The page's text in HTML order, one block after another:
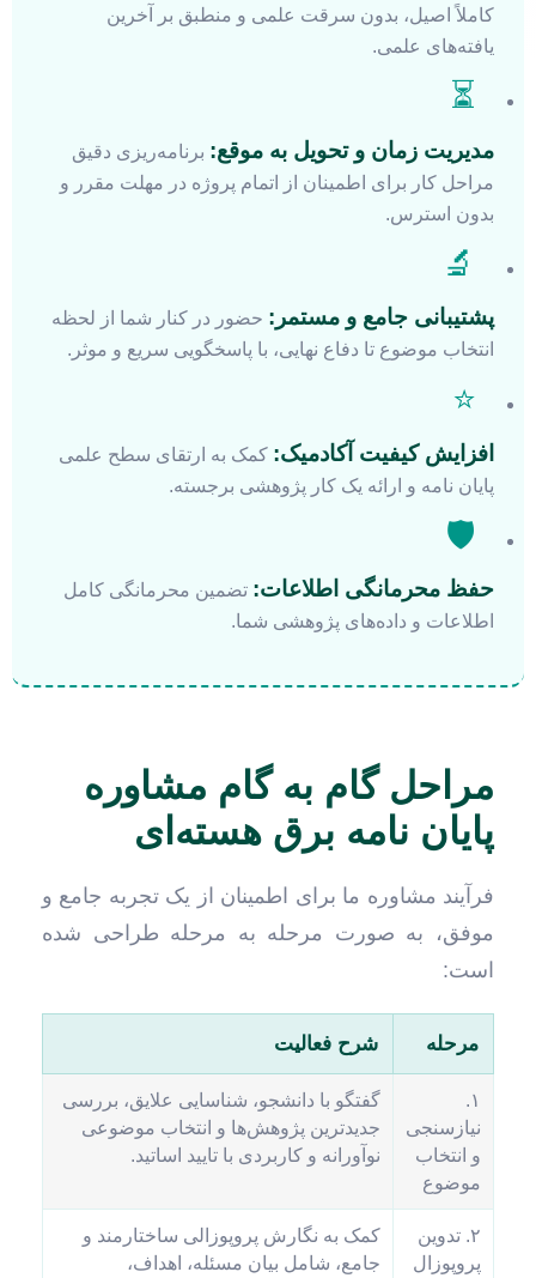
کاملاً اصیل، بدون سرقت علمی و منطبق بر آخرین
یافته‌های علمی.
⏳
مدیریت زمان و تحویل به موقع: برنامه‌ریزی دقیق
مراحل کار برای اطمینان از اتمام پروژه در مهلت مقرر و
بدون استرس.
🔬
پشتیبانی جامع و مستمر: حضور در کنار شما از لحظه
انتخاب موضوع تا دفاع نهایی، با پاسخگویی سریع و موثر.
⭐
افزایش کیفیت آکادمیک: کمک به ارتقای سطح علمی
پایان نامه و ارائه یک کار پژوهشی برجسته.
🛡️
حفظ محرمانگی اطلاعات: تضمین محرمانگی کامل
اطلاعات و داده‌های پژوهشی شما.
مراحل گام به گام مشاوره
پایان نامه برق هسته‌ای
فرآیند مشاوره ما برای اطمینان از یک تجربه جامع و
موفق، به صورت مرحله به مرحله طراحی شده
است:
مرحله شرح فعالیت
۱.
نیازسنجی
و انتخاب
موضوع
گفتگو با دانشجو، شناسایی علایق، بررسی
جدیدترین پژوهش‌ها و انتخاب موضوعی
نوآورانه و کاربردی با تایید اساتید.
۲. تدوین
پروپوزال
کمک به نگارش پروپوزالی ساختارمند و
جامع، شامل بیان مسئله، اهداف،